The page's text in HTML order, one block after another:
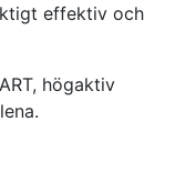
effektiv och
högaktiv